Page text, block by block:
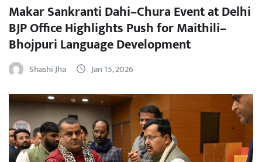
Makar Sankranti Dahi–Chura Event at Delhi
BJP Office Highlights Push for Maithili–
Bhojpuri Language Development
Shashi Jha Jan 15, 2026